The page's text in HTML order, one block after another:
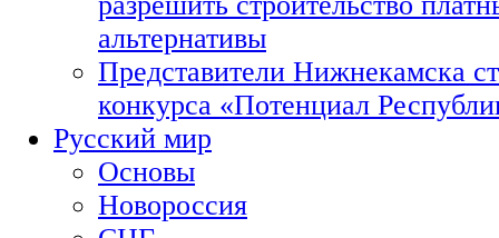
альтернативы
Представители Нижнекамска
конкурса «Потенциал
Русский мир
Основы
Новороссия